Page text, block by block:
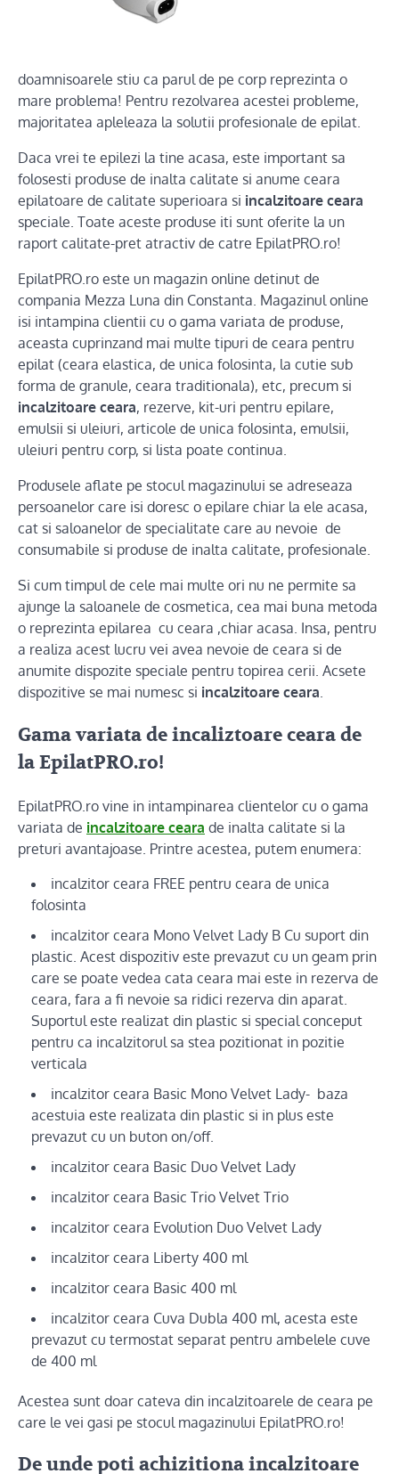
doamnisoarele stiu ca parul de pe corp reprezinta o
mare problema! Pentru rezolvarea acestei probleme,
majoritatea apleleaza la solutii profesionale de epilat.
Daca vrei te epilezi la tine acasa, este important sa
folosesti produse de inalta calitate si anume ceara
epilatoare de calitate superioara si incalzitoare ceara
speciale. Toate aceste produse iti sunt oferite la un
raport calitate-pret atractiv de catre EpilatPRO.ro!
EpilatPRO.ro este un magazin online detinut de
compania Mezza Luna din Constanta. Magazinul online
isi intampina clientii cu o gama variata de produse,
aceasta cuprinzand mai multe tipuri de ceara pentru
epilat (ceara elastica, de unica folosinta, la cutie sub
forma de granule, ceara traditionala), etc, precum si
incalzitoare ceara, rezerve, kit-uri pentru epilare,
emulsii si uleiuri, articole de unica folosinta, emulsii,
uleiuri pentru corp, si lista poate continua.
Produsele aflate pe stocul magazinului se adreseaza
persoanelor care isi doresc o epilare chiar la ele acasa,
cat si saloanelor de specialitate care au nevoie de
consumabile si produse de inalta calitate, profesionale.
Si cum timpul de cele mai multe ori nu ne permite sa
ajunge la saloanele de cosmetica, cea mai buna metoda
o reprezinta epilarea cu ceara ,chiar acasa. Insa, pentru
a realiza acest lucru vei avea nevoie de ceara si de
anumite dispozite speciale pentru topirea cerii. Acsete
dispozitive se mai numesc si incalzitoare ceara.
Gama variata de incaliztoare ceara de
la EpilatPRO.ro!
EpilatPRO.ro vine in intampinarea clientelor cu o gama
variata de incalzitoare ceara de inalta calitate si la
preturi avantajoase. Printre acestea, putem enumera:
incalzitor ceara FREE pentru ceara de unica
folosinta
incalzitor ceara Mono Velvet Lady B Cu suport din
plastic. Acest dispozitiv este prevazut cu un geam prin
care se poate vedea cata ceara mai este in rezerva de
ceara, fara a fi nevoie sa ridici rezerva din aparat.
Suportul este realizat din plastic si special conceput
pentru ca incalzitorul sa stea pozitionat in pozitie
verticala
incalzitor ceara Basic Mono Velvet Lady- baza
acestuia este realizata din plastic si in plus este
prevazut cu un buton on/off.
incalzitor ceara Basic Duo Velvet Lady
incalzitor ceara Basic Trio Velvet Trio
incalzitor ceara Evolution Duo Velvet Lady
incalzitor ceara Liberty 400 ml
incalzitor ceara Basic 400 ml
incalzitor ceara Cuva Dubla 400 ml, acesta este
prevazut cu termostat separat pentru ambelele cuve
de 400 ml
Acestea sunt doar cateva din incalzitoarele de ceara pe
care le vei gasi pe stocul magazinului EpilatPRO.ro!
De unde poti achizitiona incalzitoare